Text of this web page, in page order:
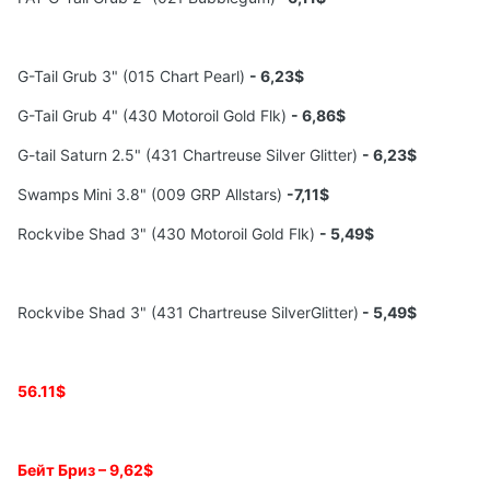
G-Tail Grub 3" (015 Chart Pearl) - 6,23$
G-Tail Grub 4" (430 Motoroil Gold Flk) - 6,86$
G-tail Saturn 2.5" (431 Chartreuse Silver Glitter) - 6,23$
Swamps Mini 3.8" (009 GRP Allstars) -7,11$
Rockvibe Shad 3" (430 Motoroil Gold Flk) - 5,49$
Rockvibe Shad 3" (431 Chartreuse SilverGlitter) - 5,49$
56.11$
Бейт Бриз – 9,62$